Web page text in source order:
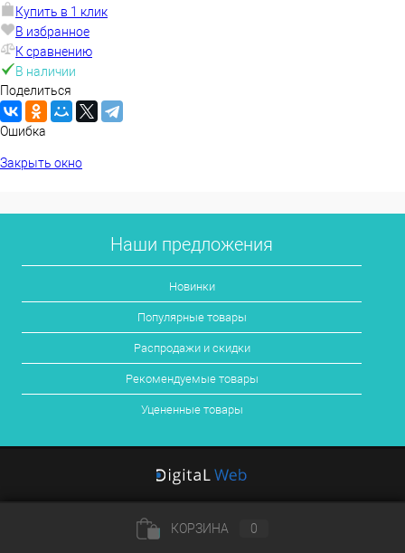
Купить в 1 клик
В избранное
К сравнению
В наличии
Поделиться
Ошибка
Закрыть окно
Наши предложения
Новинки
Популярные товары
Распродажи и скидки
Рекомендуемые товары
Уцененные товары
КОРЗИНА 0